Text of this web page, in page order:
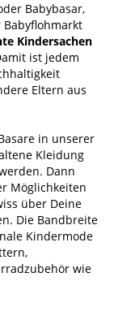
Babybasar,
Kindersachen
ist jedem
Eltern aus
in unserer
Kleidung
Dann
Möglichkeiten
über Deine
Die Bandbreite
Kindermode
wie